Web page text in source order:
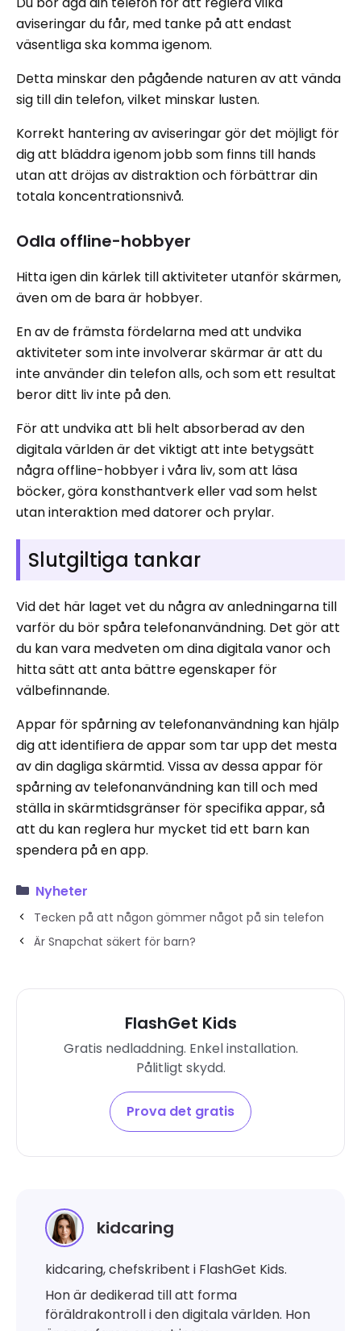
aviseringar du får, med tanke på att endast
väsentliga ska komma igenom.
Detta minskar den pågående naturen av att vända
sig till din telefon, vilket minskar lusten.
Korrekt hantering av aviseringar gör det möjligt för
dig att bläddra igenom jobb som finns till hands
utan att dröjas av distraktion och förbättrar din
totala koncentrationsnivå.
Odla offline-hobbyer
Hitta igen din kärlek till aktiviteter utanför skärmen,
även om de bara är hobbyer.
En av de främsta fördelarna med att undvika
aktiviteter som inte involverar skärmar är att du
inte använder din telefon alls, och som ett resultat
beror ditt liv inte på den.
För att undvika att bli helt absorberad av den
digitala världen är det viktigt att inte betygsätt
några offline-hobbyer i våra liv, som att läsa
böcker, göra konsthantverk eller vad som helst
utan interaktion med datorer och prylar.
Slutgiltiga tankar
Vid det här laget vet du några av anledningarna till
varför du bör spåra telefonanvändning. Det gör att
du kan vara medveten om dina digitala vanor och
hitta sätt att anta bättre egenskaper för
välbefinnande.
Appar för spårning av telefonanvändning kan hjälp
dig att identifiera de appar som tar upp det mesta
av din dagliga skärmtid. Vissa av dessa appar för
spårning av telefonanvändning kan till och med
ställa in skärmtidsgränser för specifika appar, så
att du kan reglera hur mycket tid ett barn kan
spendera på en app.
Nyheter
Tecken på att någon gömmer något på sin telefon
Är Snapchat säkert för barn?
FlashGet Kids
Gratis nedladdning. Enkel installation.
Pålitligt skydd.
Prova det gratis
kidcaring
kidcaring, chefskribent i FlashGet Kids.
Hon är dedikerad till att forma
föräldrakontroll i den digitala världen. Hon